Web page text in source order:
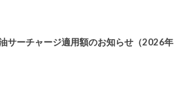
サーチャージ適用額のお知らせ（2026年